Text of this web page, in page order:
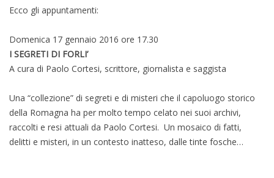
Ecco gli appuntamenti:
Domenica 17 gennaio 2016 ore 17.30
I SEGRETI DI FORLI’
A cura di Paolo Cortesi, scrittore, giornalista e saggista
Una “collezione” di segreti e di misteri che il capoluogo storico
della Romagna ha per molto tempo celato nei suoi archivi,
raccolti e resi attuali da Paolo Cortesi. Un mosaico di fatti,
delitti e misteri, in un contesto inatteso, dalle tinte fosche…